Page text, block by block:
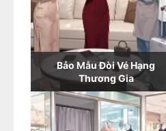
Bảo Mẫu Đòi Vé Hạng
Thương Gia